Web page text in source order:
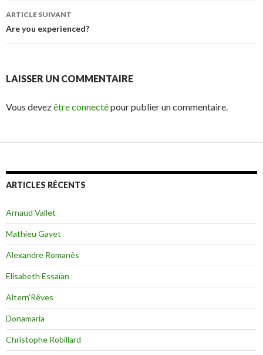
des
articles
ARTICLE SUIVANT
Are you experienced?
LAISSER UN COMMENTAIRE
Vous devezêtre connectépour publier un commentaire.
ARTICLES RÉCENTS
Arnaud Vallet
Mathieu Gayet
Alexandre Romanès
Elisabeth Essaïan
Altern’Rêves
Donamaria
Christophe Robillard